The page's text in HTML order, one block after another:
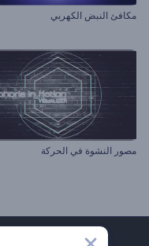
مكافئ النبض الكهربي
مصور النشوة في الحركة